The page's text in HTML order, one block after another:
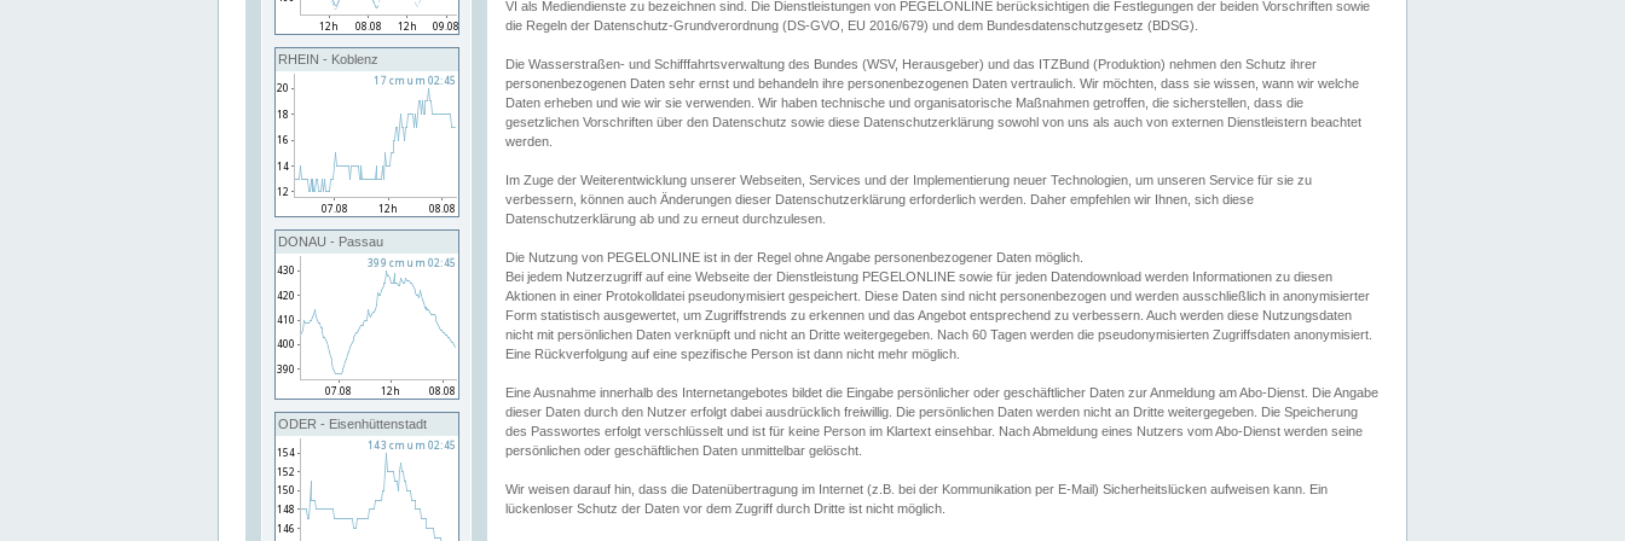
RHEIN - Koblenz
DONAU - Passau
ODER - Eisenhüttenstadt
VI als Mediendienste zu bezeichnen sind. Die Dienstleistungen von PEGELONLINE berücksichtigen die Festlegungen der beiden Vorschriften sowie
die Regeln der Datenschutz-Grundverordnung (DS-GVO, EU 2016/679) und dem Bundesdatenschutzgesetz (BDSG).
Die Wasserstraßen- und Schifffahrtsverwaltung des Bundes (WSV, Herausgeber) und das ITZBund (Produktion) nehmen den Schutz ihrer
personenbezogenen Daten sehr ernst und behandeln ihre personenbezogenen Daten vertraulich. Wir möchten, dass sie wissen, wann wir welche
Daten erheben und wie wir sie verwenden. Wir haben technische und organisatorische Maßnahmen getroffen, die sicherstellen, dass die
gesetzlichen Vorschriften über den Datenschutz sowie diese Datenschutzerklärung sowohl von uns als auch von externen Dienstleistern beachtet
werden.
Im Zuge der Weiterentwicklung unserer Webseiten, Services und der Implementierung neuer Technologien, um unseren Service für sie zu
verbessern, können auch Änderungen dieser Datenschutzerklärung erforderlich werden. Daher empfehlen wir Ihnen, sich diese
Datenschutzerklärung ab und zu erneut durchzulesen.
Die Nutzung von PEGELONLINE ist in der Regel ohne Angabe personenbezogener Daten möglich.
Bei jedem Nutzerzugriff auf eine Webseite der Dienstleistung PEGELONLINE sowie für jeden Datendownload werden Informationen zu diesen
Aktionen in einer Protokolldatei pseudonymisiert gespeichert. Diese Daten sind nicht personenbezogen und werden ausschließlich in anonymisierter
Form statistisch ausgewertet, um Zugriffstrends zu erkennen und das Angebot entsprechend zu verbessern. Auch werden diese Nutzungsdaten
nicht mit persönlichen Daten verknüpft und nicht an Dritte weitergegeben. Nach 60 Tagen werden die pseudonymisierten Zugriffsdaten anonymisiert.
Eine Rückverfolgung auf eine spezifische Person ist dann nicht mehr möglich.
Eine Ausnahme innerhalb des Internetangebotes bildet die Eingabe persönlicher oder geschäftlicher Daten zur Anmeldung am Abo-Dienst. Die Angabe
dieser Daten durch den Nutzer erfolgt dabei ausdrücklich freiwillig. Die persönlichen Daten werden nicht an Dritte weitergegeben. Die Speicherung
des Passwortes erfolgt verschlüsselt und ist für keine Person im Klartext einsehbar. Nach Abmeldung eines Nutzers vom Abo-Dienst werden seine
persönlichen oder geschäftlichen Daten unmittelbar gelöscht.
Wir weisen darauf hin, dass die Datenübertragung im Internet (z.B. bei der Kommunikation per E-Mail) Sicherheitslücken aufweisen kann. Ein
lückenloser Schutz der Daten vor dem Zugriff durch Dritte ist nicht möglich.